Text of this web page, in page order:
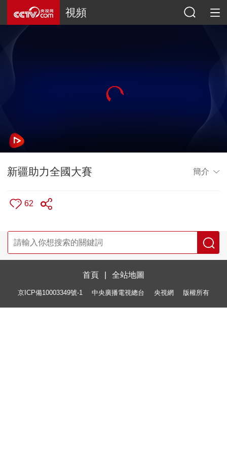
視頻
新疆助力全國大賽 簡介
62
首頁 全站地圖
京ICP備10003349號-1 中央廣播電視總台 央視網 版權所有